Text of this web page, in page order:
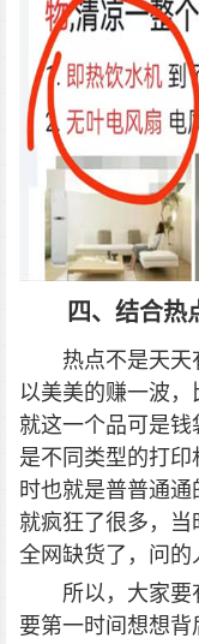
四、结合热
热点不是天
以美美的赚一波
就这一个品可是
是不同类型的打
时也就是普普通通
就疯狂了很多，当
全网缺货了，问的
所以，大家
要第一时间想想